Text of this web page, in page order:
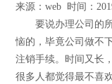
来源：web 时间：
要说办理公司的所
恼的，毕竟公司做不
注销手续。时间又长
很多人都觉得最不喜